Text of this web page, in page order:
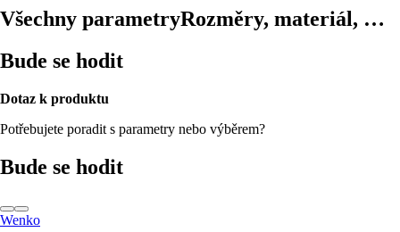
Všechny parametryRozměry, materiál, …
Bude se hodit
Dotaz k produktu
Potřebujete poradit s parametry nebo výběrem?
Bude se hodit
Wenko